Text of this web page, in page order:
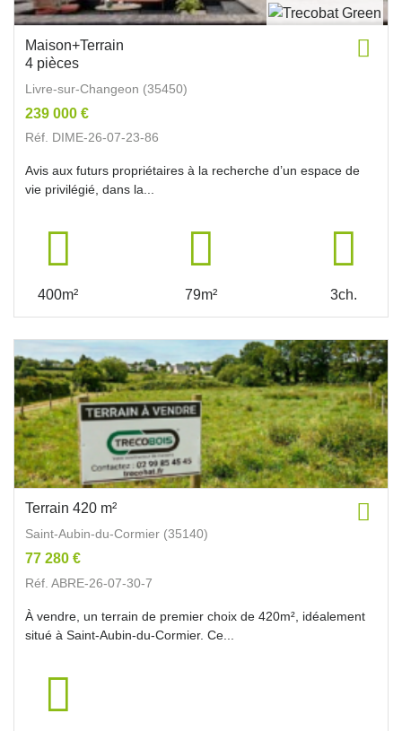
Maison+Terrain
4 pièces
Livre-sur-Changeon (35450)
239 000 €
Réf. DIME-26-07-23-86
Avis aux futurs propriétaires à la recherche d’un espace de
vie privilégié, dans la...
400m² 79m² 3ch.
Terrain 420 m²
Saint-Aubin-du-Cormier (35140)
77 280 €
Réf. ABRE-26-07-30-7
À vendre, un terrain de premier choix de 420m², idéalement
situé à Saint-Aubin-du-Cormier. Ce...